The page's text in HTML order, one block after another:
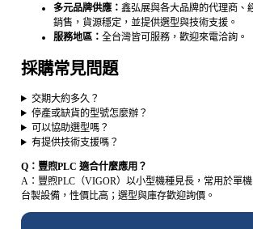
多元品牌供應：鑫弘展與各大品牌的代理商、
銷售，貨源穩定，並提供選型與技術支援。
服務地區：全台灣皆可服務，歡迎來電洽詢。
採購常見問題
交期大約多久？
停產或缺貨的型號怎麼辦？
可以協助選型嗎？
有提供技術支援嗎？
Q：豐煦PLC 適合什麼應用？
A：豐煦PLC（VIGOR）以小型機種見長，常用於單
台製設備，性價比高；選型與庫存歡迎詢價。